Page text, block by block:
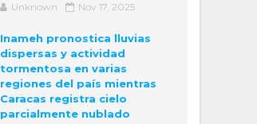
Unknown Nov 17, 2025
Inameh pronostica lluvias
dispersas y actividad
tormentosa en varias
regiones del país mientras
Caracas registra cielo
parcialmente nublado